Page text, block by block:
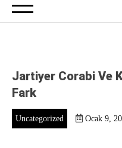
Jartiyer Corabi Ve
Fark
Uncategorized Ocak 9,